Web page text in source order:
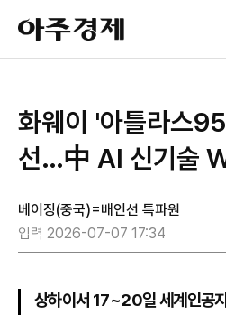
아
주
경
화웨이 '아틀라스
선…中 AI 신기술
베이징(중국)=배인선 특파원
입력 2026-07-07 17:34
상하이서 17~20일 세계인공